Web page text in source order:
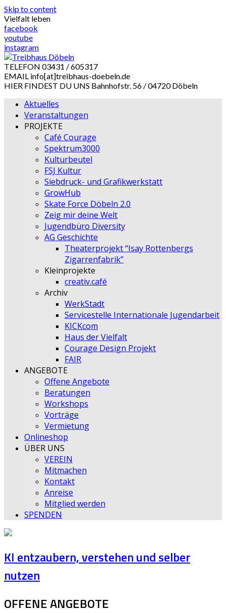
Skip to content
Vielfalt leben
facebook
youtube
instagram
TELEFON 03431 / 605317
EMAIL info[at]treibhaus-doebeln.de
HIER FINDEST DU UNS Bahnhofstr. 56 / 04720 Döbeln
Aktuelles
Veranstaltungen
PROJEKTE
Café Courage
Spektrum3000
Kulturbeutel
FSJ Kultur
Siebdruck- und Grafikwerkstatt
GrowHub
Skate Force Döbeln 2.0
Zeig mir deine Welt
Jugendbüro Diversity
AG Geschichte
Theaterprojekt “Isay Rottenbergs
Zigarrenfabrik”
Kleinprojekte
creativ.café
Archiv
WerkStadt
Servicestelle Internationale Jugendarbeit
KICKcom
Haus der Vielfalt
Courage Design Projekt
FAIR
ANGEBOTE
Offene Angebote
Beratungen
Workshops
Vorträge
Vermietung
Onlineshop
ÜBER UNS
VEREIN
Mitmachen
Kontakt
Anreise
Mitglied werden
SPENDEN
KI entzaubern, verstehen und selber
nutzen
OFFENE ANGEBOTE